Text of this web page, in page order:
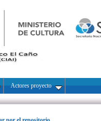
Actores proyecto